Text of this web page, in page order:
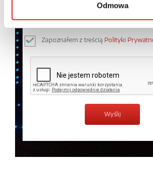
Odmowa
temat przetwarzania danych
prywatności.*
Zapoznałem z treścią Polityki